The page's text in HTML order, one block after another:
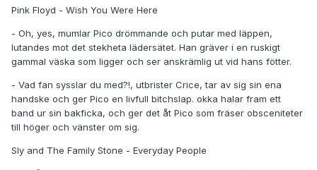
Pink Floyd - Wish You Were Here
- Oh, yes, mumlar Pico drömmande och putar med läppen,
lutandes mot det stekheta lädersätet. Han gräver i en ruskigt
gammal väska som ligger och ser anskrämlig ut vid hans fötter.
- Vad fan sysslar du med?!, utbrister Crice, tar av sig sin ena
handske och ger Pico en livfull bitchslap. okka halar fram ett
band ur sin bakficka, och ger det åt Pico som fräser obsceniteter
till höger och vänster om sig.
Sly and The Family Stone - Everyday People